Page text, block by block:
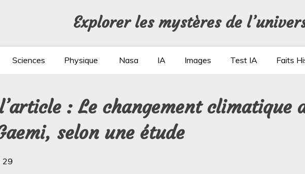
Explorer les mystères de
Sciences Physique Nasa IA Images Test IA Faits
: Le changement climatique
selon une étude
29